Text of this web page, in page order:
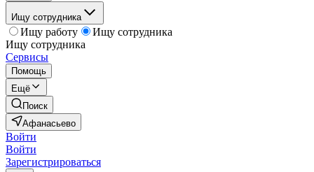
Ищу сотрудника
Ищу работу
Ищу сотрудника
Ищу сотрудника
Сервисы
Помощь
Ещё
Поиск
Афанасьево
Войти
Войти
Зарегистрироваться